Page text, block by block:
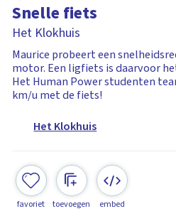
Snelle fiets
Het Klokhuis
Maurice probeert een
motor. Een ligfiets is daarvoor
Het Human Power studenten
km/u met de fiets!
Het Klokhuis
favoriet toevoegen embed